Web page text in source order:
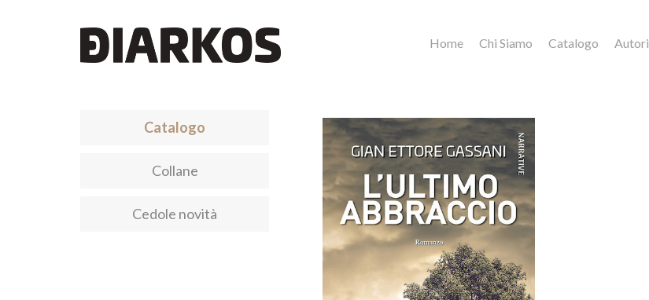
Home Chi Siamo Catalogo Autori
Catalogo
Collane
Cedole novità